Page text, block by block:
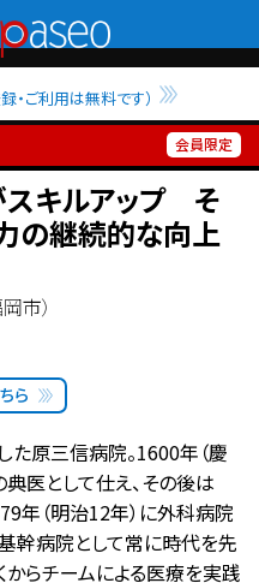
録・ご利用は無料です）
スキルアップ そ
の継続的な向上
市）
ら
原三信病院。1600年（慶
医として仕え、その後は
年（明治12年）に外科病院
幹病院として常に時代を先
からチームによる医療を実践